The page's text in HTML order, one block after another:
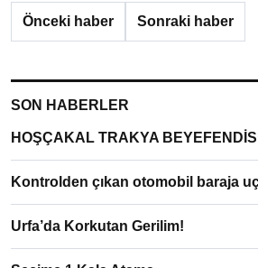
Önceki haber Sonraki haber
SON HABERLER
HOŞÇAKAL TRAKYA
Kontrolden çıkan otomobil baraja
Urfa’da Korkutan Gerilim!